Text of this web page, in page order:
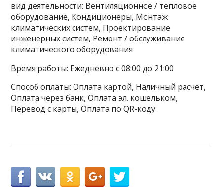
вид деятельности: Вентиляционное / тепловое
оборудование, Кондиционеры, Монтаж
климатических систем, Проектирование
инженерных систем, Ремонт / обслуживание
климатического оборудования
Время работы: Ежедневно с 08:00 до 21:00
Способ оплаты: Оплата картой, Наличный расчёт,
Оплата через банк, Оплата эл. кошельком,
Перевод с карты, Оплата по QR-коду